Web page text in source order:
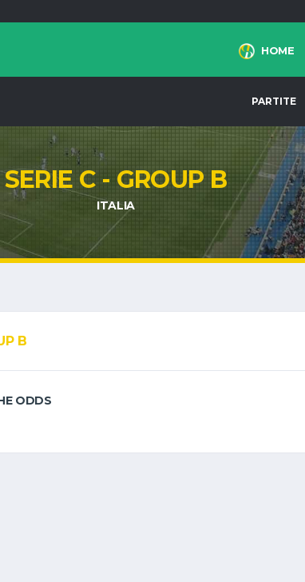
HOME
PARTITE
SERIE C - GROUP B
ITALIA
B
ODDS